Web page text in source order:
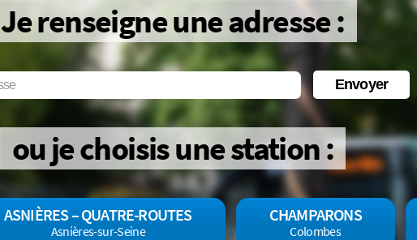
Je renseigne une adresse :
Envoyer
ou je choisis une station :
ASNIÈRES – QUATRE-ROUTES
Asnières-sur-Seine
CHAMPARONS
Colombes